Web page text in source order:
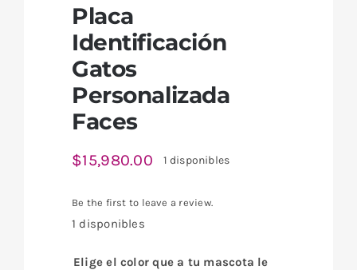
Placa
Identificación
Gatos
Personalizada
Faces
$15,980.00 1 disponibles
Be the first to leave a review.
1 disponibles
Elige el color que a tu mascota le